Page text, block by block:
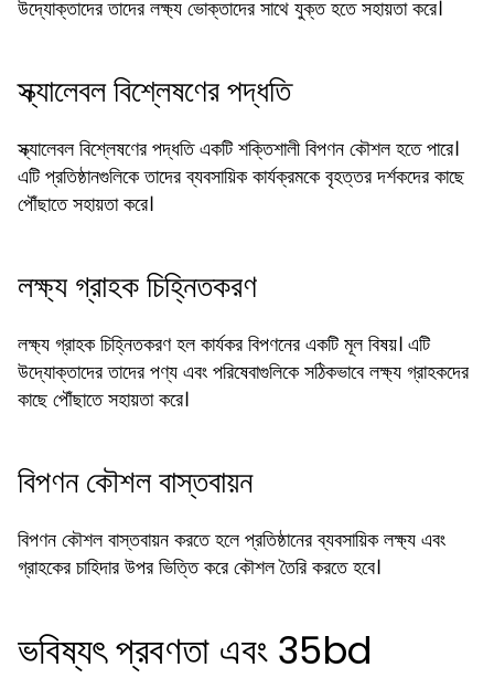
উদ্যোক্তাদের তাদের লক্ষ্য ভোক্তাদের সাথে যুক্ত হতে সহায়তা করে।
স্ক্যালেবল বিশ্লেষণের পদ্ধতি
স্ক্যালেবল বিশ্লেষণের পদ্ধতি একটি শক্তিশালী বিপণন কৌশল হতে পারে।
এটি প্রতিষ্ঠানগুলিকে তাদের ব্যবসায়িক কার্যক্রমকে বৃহত্তর দর্শকদের কাছে
পৌঁছাতে সহায়তা করে।
লক্ষ্য গ্রাহক চিহ্নিতকরণ
লক্ষ্য গ্রাহক চিহ্নিতকরণ হল কার্যকর বিপণনের একটি মূল বিষয়। এটি
উদ্যোক্তাদের তাদের পণ্য এবং পরিষেবাগুলিকে সঠিকভাবে লক্ষ্য গ্রাহকদের
কাছে পৌঁছাতে সহায়তা করে।
বিপণন কৌশল বাস্তবায়ন
বিপণন কৌশল বাস্তবায়ন করতে হলে প্রতিষ্ঠানের ব্যবসায়িক লক্ষ্য এবং
গ্রাহকের চাহিদার উপর ভিত্তি করে কৌশল তৈরি করতে হবে।
ভবিষ্যৎ প্রবণতা এবং 35bd